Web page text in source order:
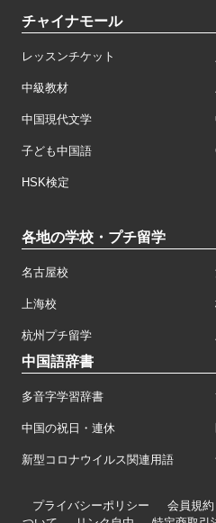
チャイナモール
レッスンチケット
中級教材
中国現代文学
子ども中国語
HSK検定
各地の学校・プチ留学
名古屋校
上海校
杭州プチ留学
中国語辞書
多音字学習辞書
中国の祝日・連休
新型コロナウイルス関連用語
プライバシーポリシー 会員規約